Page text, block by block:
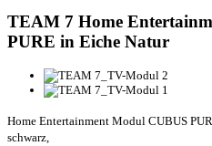
TEAM 7 Home
PURE in Eiche Natur
Home Entertainment Modul CUBUS
schwarz,